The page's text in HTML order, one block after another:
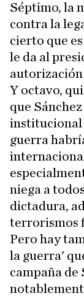
Séptimo, la
contra la
cierto que
le da al
autorización
Y octavo,
que
institucional
guerra
niega a
dictadura,
terrorismos
Pero hay
la guerra'
campaña de